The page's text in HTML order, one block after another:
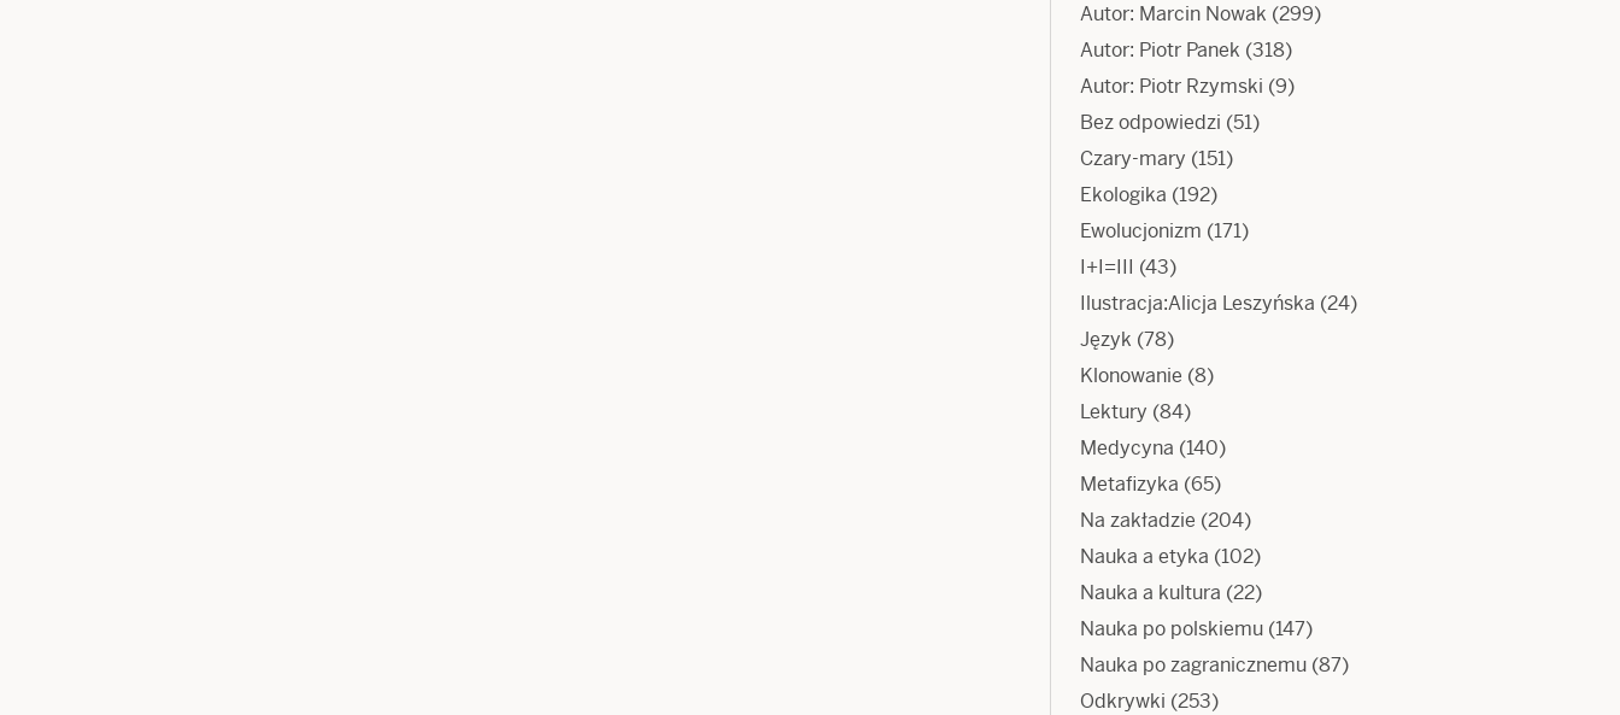
Autor: Marcin Nowak (299)
Autor: Piotr Panek (318)
Autor: Piotr Rzymski (9)
Bez odpowiedzi (51)
Czary-mary (151)
Ekologika (192)
Ewolucjonizm (171)
I+I=III (43)
Ilustracja:Alicja Leszyńska (24)
Język (78)
Klonowanie (8)
Lektury (84)
Medycyna (140)
Metafizyka (65)
Na zakładzie (204)
Nauka a etyka (102)
Nauka a kultura (22)
Nauka po polskiemu (147)
Nauka po zagranicznemu (87)
Odkrywki (253)